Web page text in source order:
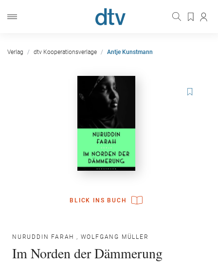
Verlag dtv Kooperationsverlage Antje Kunstmann
BLICK INS BUCH
NURUDDIN FARAH , WOLFGANG MÜLLER
Im Norden der Dämmerung